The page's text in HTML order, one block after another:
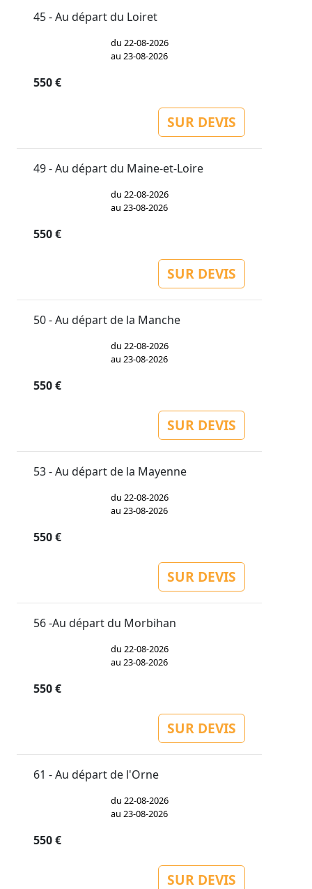
45 - Au départ du Loiret
du 22-08-2026
au 23-08-2026
550 €
SUR DEVIS
49 - Au départ du Maine-et-Loire
du 22-08-2026
au 23-08-2026
550 €
SUR DEVIS
50 - Au départ de la Manche
du 22-08-2026
au 23-08-2026
550 €
SUR DEVIS
53 - Au départ de la Mayenne
du 22-08-2026
au 23-08-2026
550 €
SUR DEVIS
56 -Au départ du Morbihan
du 22-08-2026
au 23-08-2026
550 €
SUR DEVIS
61 - Au départ de l'Orne
du 22-08-2026
au 23-08-2026
550 €
SUR DEVIS